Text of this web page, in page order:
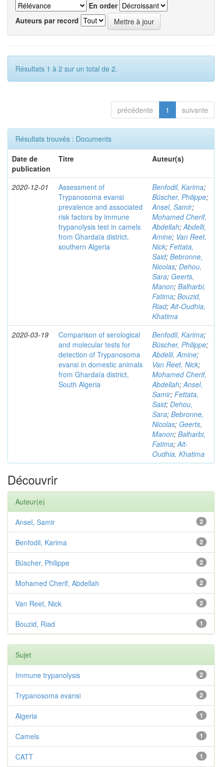
En order
Auteurs par record
Résultats 1 à 2 sur un total de 2.
précédente 1 suivante
Résultats trouvés : Documents
Date de
publication
Titre Auteur(s)
2020-12-01
Assessment of
Trypanosoma evansi
prevalence and associated
risk factors by immune
trypanolysis test in camels
from Ghardaïa district,
southern Algeria
Benfodil, Karima;
Büscher, Philippe;
Ansel, Samir;
Mohamed Cherif,
Abdellah;Abdelli,
Amine; Van Reet,
Nick; Fettata,
Said; Bebronne,
Nicolas; Dehou,
Sara; Geerts,
Manon; Balharbi,
Fatima; Bouzid,
Riad;Ait-Oudhia,
Khatima
2020-03-19
Comparison of serological
and molecular tests for
detection of Trypanosoma
evansi in domestic animals
from Ghardaïa district,
South Algeria
Benfodil, Karima;
Büscher, Philippe;
Abdelli, Amine;
Van Reet, Nick;
Mohamed Cherif,
Abdellah;Ansel,
Samir; Fettata,
Said; Dehou,
Sara; Bebronne,
Nicolas; Geerts,
Manon; Balharbi,
Fatima;Ait-
Oudhia, Khatima
Découvrir
Auteur(e)
2
Ansel, Samir
2
Benfodil, Karima
2
Büscher, Philippe
2
Mohamed Cherif, Abdellah
2
Van Reet, Nick
1
Bouzid, Riad
Sujet
2
Immune trypanolysis
2
Trypanosoma evansi
1
Algeria
1
Camels
1
CATT